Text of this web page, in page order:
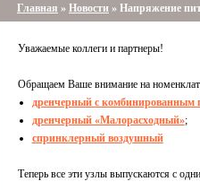
Главная » Новости » Напряжение
Уважаемые коллеги и партнеры!
Обращаем Ваше внимание на
дренчерный с комбинированным
дренчерный «Малорасходный»;
спринклерный воздушный
Теперь все эти узлы выпускаются с